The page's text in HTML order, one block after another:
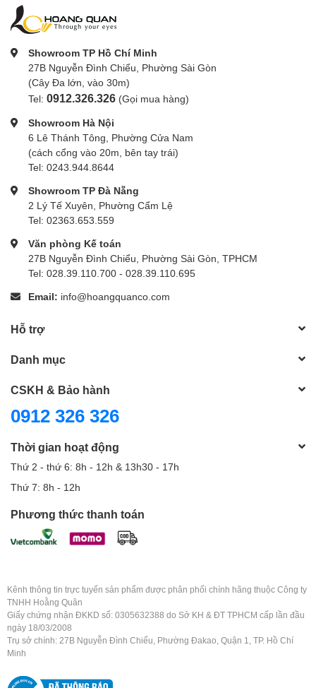
Showroom TP Hồ Chí Minh
27B Nguyễn Đình Chiểu, Phường Sài Gòn
(Cây Đa lớn, vào 30m)
Tel: 0912.326.326 (Gọi mua hàng)
Showroom Hà Nội
6 Lê Thánh Tông, Phường Cửa Nam
(cách cổng vào 20m, bên tay trái)
Tel: 0243.944.8644
Showroom TP Đà Nẵng
2 Lý Tế Xuyên, Phường Cẩm Lệ
Tel: 02363.653.559
Văn phòng Kế toán
27B Nguyễn Đình Chiểu, Phường Sài Gòn, TPHCM
Tel: 028.39.110.700 - 028.39.110.695
Email: info@hoangquanco.com
Hỗ trợ
Danh mục
CSKH & Bảo hành
0912 326 326
Thời gian hoạt động
Thứ 2 - thứ 6: 8h - 12h & 13h30 - 17h
Thứ 7: 8h - 12h
Phương thức thanh toán
Kênh thông tin trực tuyến sản phẩm được phân phối chính hãng thuộc Công ty
TNHH Hoằng Quân
Giấy chứng nhận ĐKKD số: 0305632388 do Sở KH & ĐT TPHCM cấp lần đầu
ngày 18/03/2008
Trụ sở chính: 27B Nguyễn Đình Chiểu, Phường Đakao, Quận 1, TP. Hồ Chí
Minh